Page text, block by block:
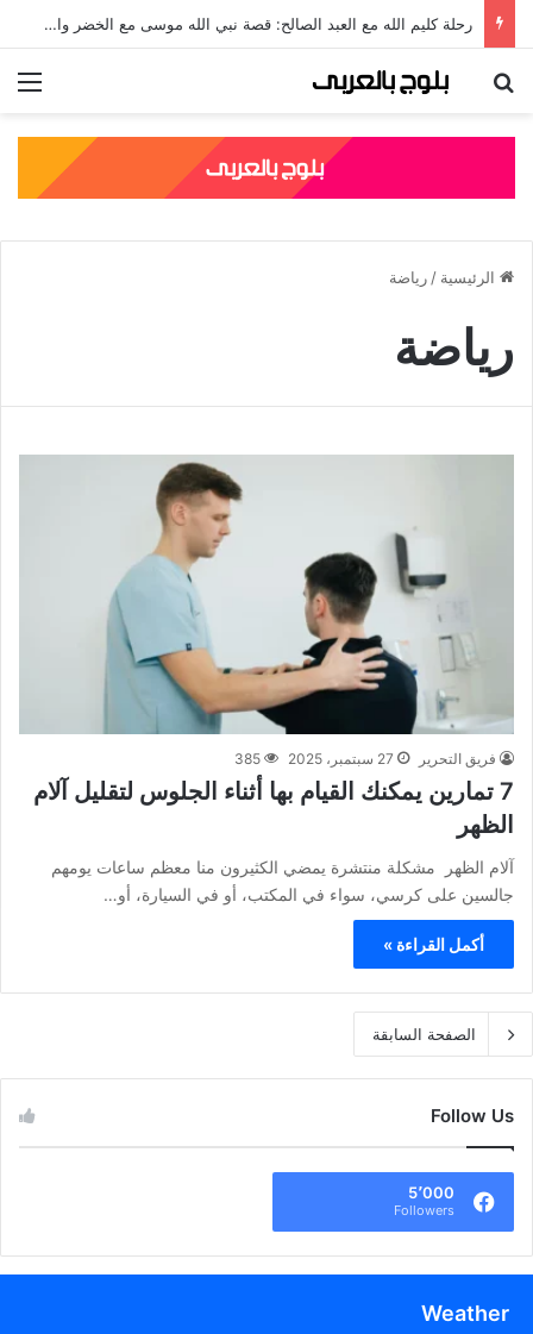
رحلة كليم الله مع العبد الصالح: قصة نبي الله موسى مع الخضر والدروس المستفادة منها
بحث عن
الرئيسية / رياضة
رياضة
فريق التحرير 27 سبتمبر، 2025 385
7 تمارين يمكنك القيام بها أثناء الجلوس لتقليل آلام
الظهر
آلام الظهر مشكلة منتشرة يمضي الكثيرون منا معظم ساعات يومهم
جالسين على كرسي، سواء في المكتب، أو في السيارة، أو…
أكمل القراءة »
الصفحة السابقة
Follow Us
5٬000
Followers
Weather